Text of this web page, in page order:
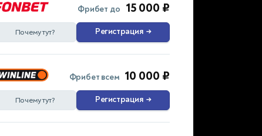
Фрибет до 15 000 ₽
Почему тут? Регистрация →
Фрибет всем 10 000 ₽
Почему тут? Регистрация →